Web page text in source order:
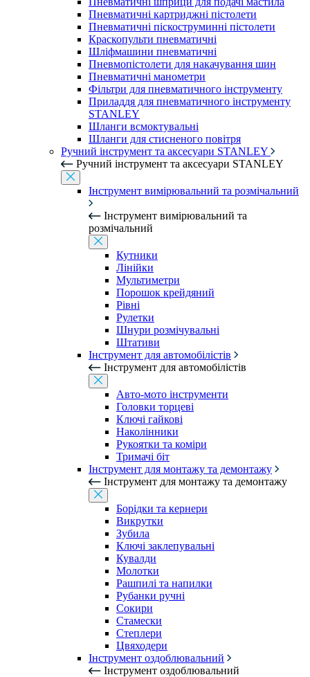
Пневматичні картриджні пістолети
Пневматичні піскоструминні пістолети
Краскопульти пневматичні
Шліфмашини пневматичні
Пневмопістолети для накачування шин
Пневматичні манометри
Фільтри для пневматичного інструменту
Приладдя для пневматичного інструменту
STANLEY
Шланги всмоктувальні
Шланги для стисненого повітря
Ручний інструмент та аксесуари STANLEY
Ручний інструмент та аксесуари STANLEY
Інструмент вимірювальний та розмічальний
Інструмент вимірювальний та
розмічальний
Кутники
Лінійки
Мультиметри
Порошок крейдяний
Рівні
Рулетки
Шнури розмічувальні
Штативи
Інструмент для автомобілістів
Інструмент для автомобілістів
Авто-мото інструменти
Головки торцеві
Ключі гайкові
Наколінники
Рукоятки та коміри
Тримачі біт
Інструмент для монтажу та демонтажу
Інструмент для монтажу та демонтажу
Борідки та кернери
Викрутки
Зубила
Ключі заклепувальні
Кувалди
Молотки
Рашпилі та напилки
Рубанки ручні
Сокири
Стамески
Степлери
Цвяходери
Інструмент оздоблювальний
Інструмент оздоблювальний